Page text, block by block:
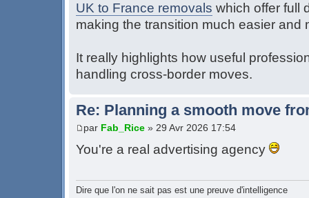
UK to France removals which offer full
making the transition much easier and
It really highlights how useful
handling cross-border moves.
Re: Planning a smooth move
par Fab_Rice » 29 Avr 2026 17:54
You're a real advertising agency
Dire que l'on ne sait pas est une preuve d'intelligence